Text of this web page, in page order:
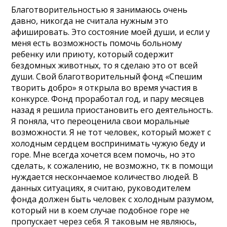
Благотворительностью я занимаюсь очень
давно, никогда не считала нужным это
афишировать. Это состояние моей души, и если у
меня есть возможность помочь больному
ребенку или приюту, который содержит
бездомных животных, то я сделаю это от всей
души. Свой благотворительный фонд «Спешим
творить добро» я открыла во время участия в
конкурсе. Фонд проработал год, и пару месяцев
назад я решила приостановить его деятельность.
Я поняла, что переоценила свои моральные
возможности. Я не тот человек, который может с
холодным сердцем воспринимать чужую беду и
горе. Мне всегда хочется всем помочь, но это
сделать, к сожалению, не возможно, тк в помощи
нуждается нескончаемое количество людей. В
данных ситуациях, я считаю, руководителем
фонда должен быть человек с холодным разумом,
который ни в коем случае подобное горе не
пропускает через себя. Я таковым не являюсь,